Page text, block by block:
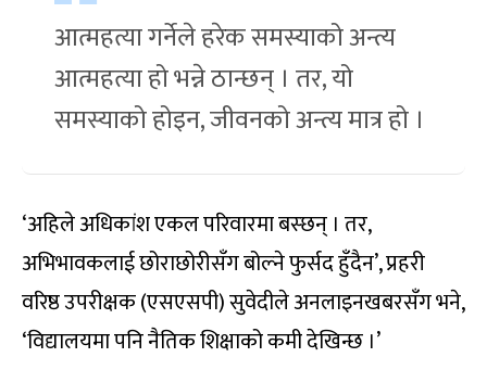
आत्महत्या गर्नेले हरेक समस्याको अन्त्य
आत्महत्या हो भन्ने ठान्छन् । तर, यो
समस्याको होइन, जीवनको अन्त्य मात्र हो ।
‘अहिले अधिकांश एकल परिवारमा बस्छन् । तर,
अभिभावकलाई छोराछोरीसँग बोल्ने फुर्सद हुँदैन’, प्रहरी
वरिष्ठ उपरीक्षक (एसएसपी) सुवेदीले अनलाइनखबरसँग भने,
‘विद्यालयमा पनि नैतिक शिक्षाको कमी देखिन्छ ।’